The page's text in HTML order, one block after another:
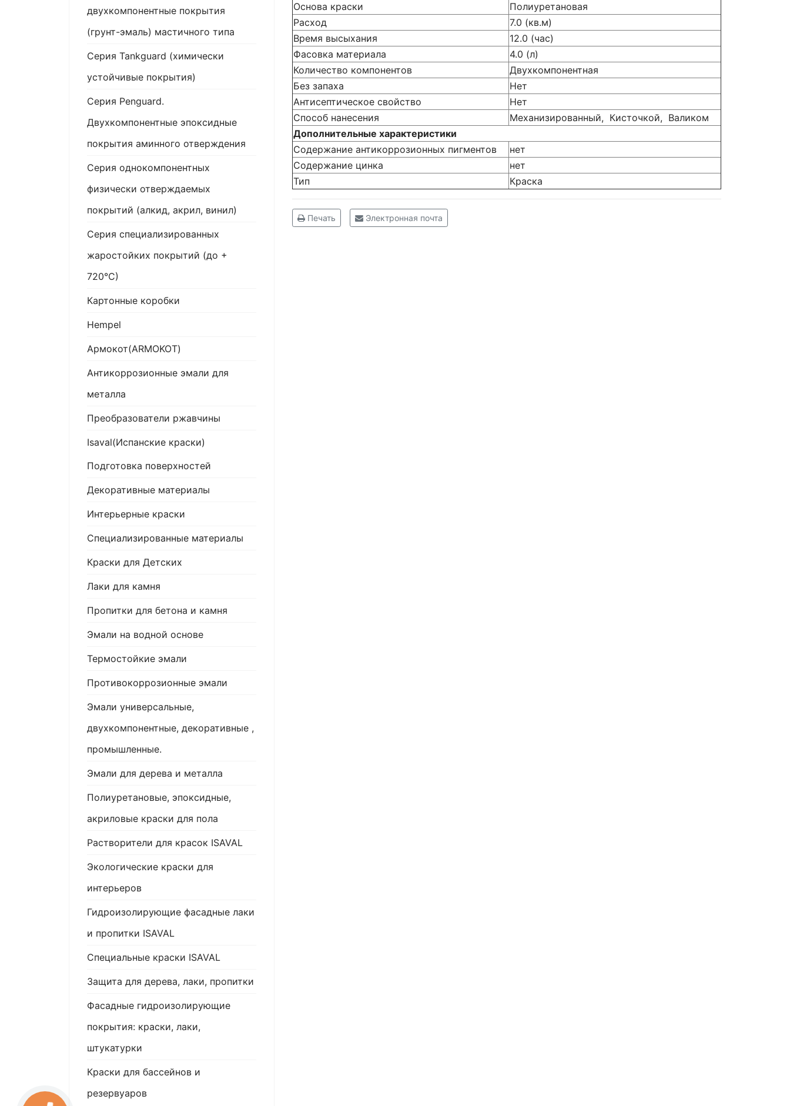
двухкомпонентные покрытия
(грунт-эмаль) мастичного типа
Серия Tankguard (химически
устойчивые покрытия)
Серия Penguard.
Двухкомпонентные эпоксидные
покрытия аминного отверждения
Серия однокомпонентных
физически отверждаемых
покрытий (алкид, акрил, винил)
Серия специализированных
жаростойких покрытий (до +
720°С)
Картонные коробки
Hempel
Армокот(ARMOKOT)
Антикоррозионные эмали для
металла
Преобразователи ржавчины
Isaval(Испанские краски)
Подготовка поверхностей
Декоративные материалы
Интерьерные краски
Специализированные материалы
Краски для Детских
Лаки для камня
Пропитки для бетона и камня
Эмали на водной основе
Термостойкие эмали
Противокоррозионные эмали
Эмали универсальные,
двухкомпонентные, декоративные ,
промышленные.
Эмали для дерева и металла
Полиуретановые, эпоксидные,
акриловые краски для пола
Растворители для красок ISAVAL
Экологические краски для
интерьеров
Гидроизолирующие фасадные лаки
и пропитки ISAVAL
Специальные краски ISAVAL
Защита для дерева, лаки, пропитки
Фасадные гидроизолирующие
покрытия: краски, лаки,
штукатурки
Краски для бассейнов и
резервуаров
Основа краски
Полиуретановая
Расход
7.0 (кв.м)
Время высыхания
12.0 (час)
Фасовка материала
4.0 (л)
Количество компонентов
Двухкомпонентная
Без запаха
Нет
Антисептическое свойство
Нет
Способ нанесения
Механизированный, Кисточкой, Валиком
Дополнительные характеристики
Содержание антикоррозионных пигментов
нет
Содержание цинка
нет
Тип
Краска
Печать Электронная почта